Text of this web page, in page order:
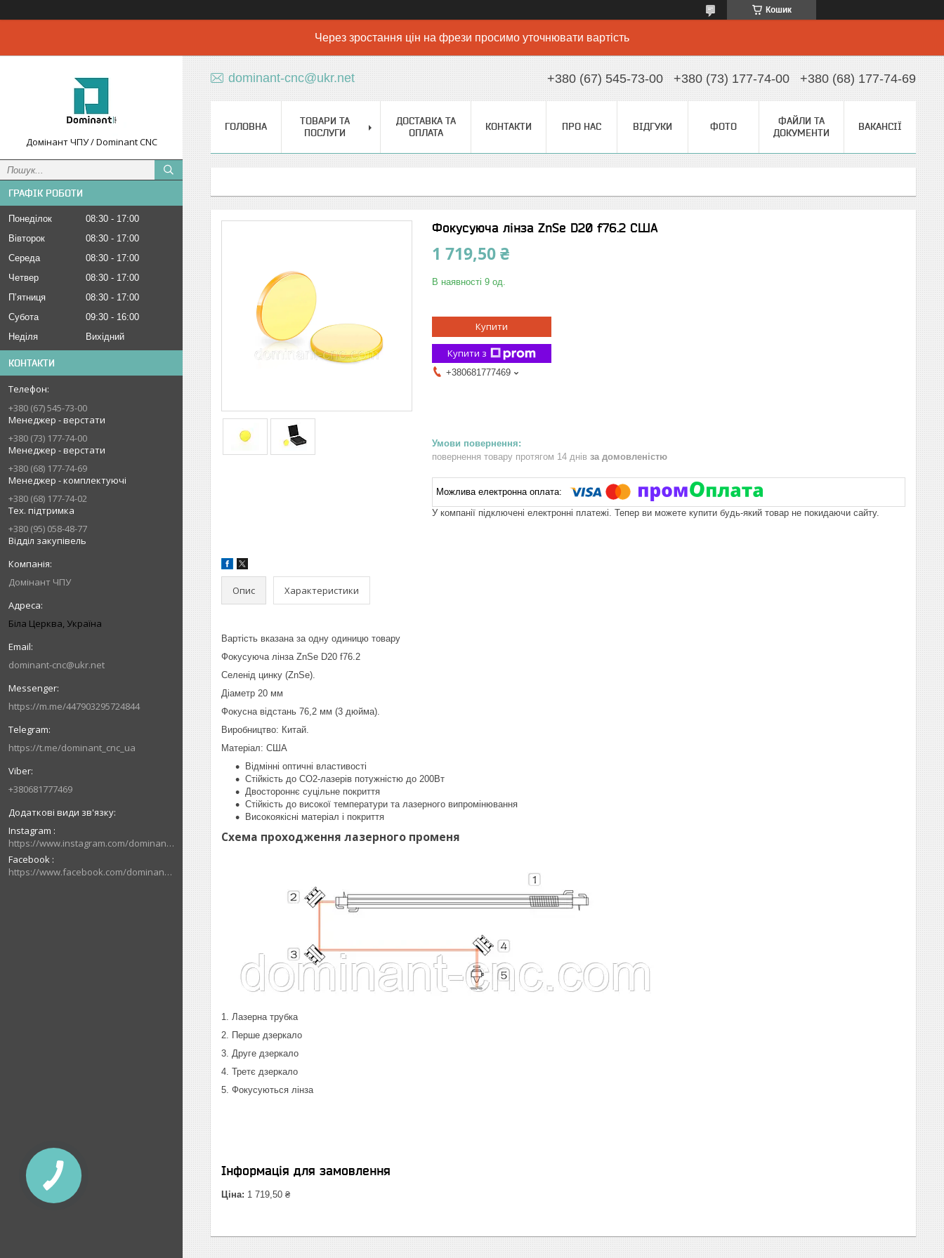
Кошик
Через зростання цін на фрези просимо уточнювати вартість
Домінант ЧПУ / Dominant CNC
ГРАФІК РОБОТИ
Понеділок 08:30
17:00
Вівторок
08:30
17:00
Середа
08:30
17:00
Четвер
08:30
17:00
Пʼятниця
08:30
17:00
Субота
09:30
16:00
Неділя
Вихідний
КОНТАКТИ
+380 (67) 545-73-00
Менеджер - верстати
+380 (73) 177-74-00
Менеджер - верстати
+380 (68) 177-74-69
Менеджер - комплектуючі
+380 (68) 177-74-02
Тех. підтримка
+380 (95) 058-48-77
Відділ закупівель
Домінант ЧПУ
Біла Церква, Україна
dominant-cnc@ukr.net
https://m.me/447903295724844
https://t.me/dominant_cnc_ua
+380681777469
Instagram
https://www.instagram.com/dominant_cnc
Facebook
https://www.facebook.com/dominantcnc
dominant-cnc@ukr.net +380 (67) 545-73-00 +380 (73) 177-74-00 +380 (68) 177-74-69
ГОЛОВНА
ТОВАРИ ТА
ПОСЛУГИ
ДОСТАВКА ТА
ОПЛАТА
КОНТАКТИ ПРО НАС ВІДГУКИ ФОТО
ФАЙЛИ ТА
ДОКУМЕНТИ
ВАКАНСІЇ
Фокусуюча лінза ZnSe D20 f76.2 США
1 719,50 ₴
В наявності 9 од.
Купити
Купити з
+380681777469
повернення товару протягом 14 днів за домовленістю
У компанії підключені електронні платежі. Тепер ви можете купити будь-який товар не покидаючи сайту.
Опис Характеристики
Вартість вказана за одну одиницю товару
Фокусуюча лінза ZnSe D20 f76.2
Селенід цинку (ZnSe).
Діаметр 20 мм
Фокусна відстань 76,2 мм (3 дюйма).
Виробництво: Китай.
Матеріал: США
Відмінні оптичні властивості
Стійкість до CO2-лазерів потужністю до 200Вт
Двостороннє суцільне покриття
Стійкість до високої температури та лазерного випромінювання
Високоякісні матеріал і покриття
Схема проходження лазерного променя
1. Лазерна трубка
2. Перше дзеркало
3. Друге дзеркало
4. Третє дзеркало
5. Фокусуються лінза
Інформація для замовлення
Ціна: 1 719,50 ₴